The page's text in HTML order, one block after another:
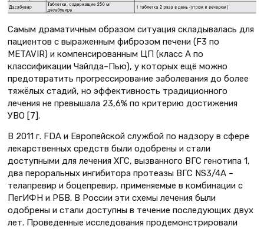
Самым драматичным образом ситуация складывалась для
пациентов с выраженным фиброзом печени (F3 по
METAVIR) и компенсированным ЦП (класс А по
классификации Чайлда–Пью), у которых ещё можно
предотвратить прогрессирование заболевания до более
тяжёлых стадий, но эффективность традиционного
лечения не превышала 23,6% по критерию достижения
УВО [7].
В 2011 г. FDA и Европейской службой по надзору в сфере
лекарственных средств были одобрены и стали
доступными для лечения ХГС, вызванного ВГС генотипа 1,
два пероральных ингибитора протеазы ВГС NS3/4A –
телапревир и боцепревир, применяемые в комбинации с
ПегИФН и РБВ. В России эти схемы лечения были
одобрены и стали доступны в течение последующих двух
лет. Проведенные исследования продемонстрировали